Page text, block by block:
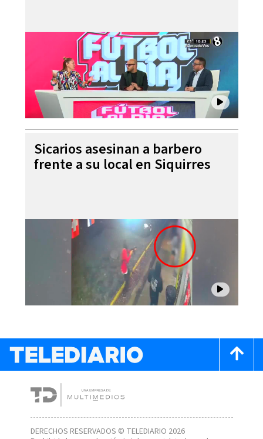
Sicarios asesinan a barbero
frente a su local en Siquirres
DERECHOS RESERVADOS © TELEDIARIO 2026